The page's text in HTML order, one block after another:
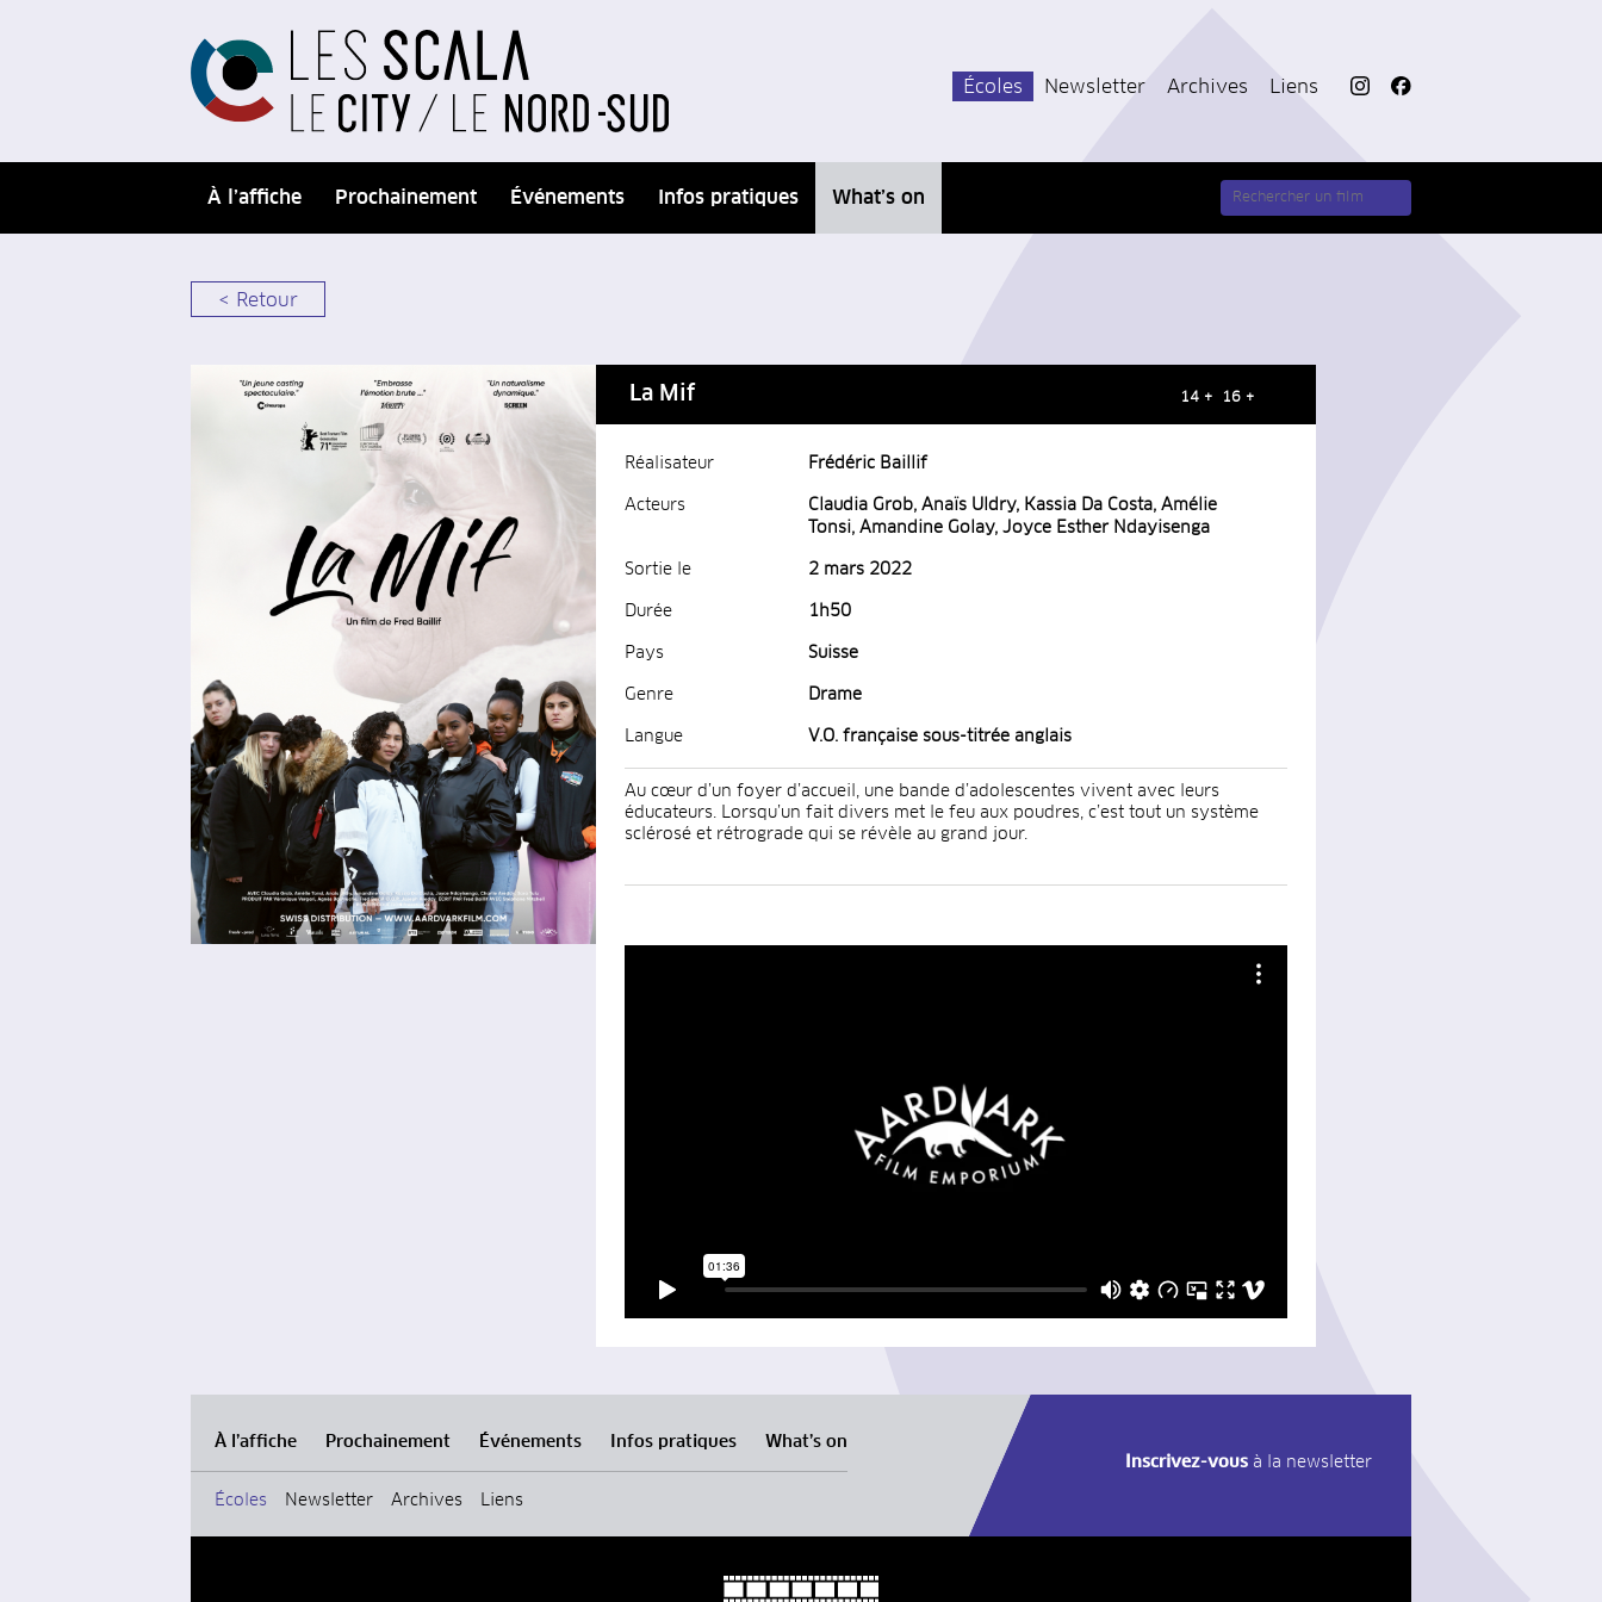
Écoles Newsletter Archives Liens
À l’affiche Prochainement Événements Infos pratiques What’s on
< Retour
La Mif 14 + 16 +
Réalisateur Frédéric Baillif
Acteurs
Claudia Grob, Anaïs Uldry, Kassia Da Costa, Amélie
Tonsi, Amandine Golay, Joyce Esther Ndayisenga
Sortie le 2 mars 2022
Durée 1h50
Pays Suisse
Genre Drame
Langue V.O. française sous-titrée anglais
Au cœur d’un foyer d’accueil, une bande d’adolescentes vivent avec leurs
éducateurs. Lorsqu’un fait divers met le feu aux poudres, c’est tout un système
sclérosé et rétrograde qui se révèle au grand jour.
Inscrivez-vous à la newsletter
À l’affiche Prochainement Événements Infos pratiques What’s on
Écoles Newsletter Archives Liens